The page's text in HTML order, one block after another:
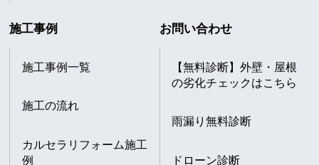
施工事例
施工事例一覧
施工の流れ
カルセラリフォーム施工
例
お問い合わせ
【無料診断】外壁・屋根
の劣化チェックはこちら
雨漏り無料診断
ドローン診断